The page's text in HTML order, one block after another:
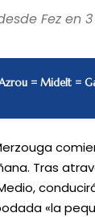
Fez en
= Midelt =
Tras
«la